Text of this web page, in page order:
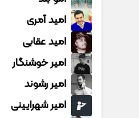
امید آمری
امید عقابی
امیر خوشنگار
امیر رشوند
امیر شهرایینی